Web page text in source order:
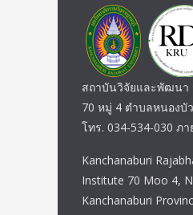
สถาบันวิจัยและพัฒนา
70 หมู่ 4 ตำบลหนองบั
โทร. 034-534-030 ภา
Kanchanaburi
Institute 70 Moo 4,
Kanchanaburi